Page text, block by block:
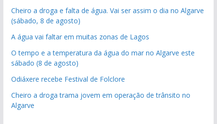
Cheiro a droga e falta de água. Vai ser assim o dia no Algarve
(sábado, 8 de agosto)
A água vai faltar em muitas zonas de Lagos
O tempo e a temperatura da água do mar no Algarve este
sábado (8 de agosto)
Odiáxere recebe Festival de Folclore
Cheiro a droga trama jovem em operação de trânsito no
Algarve